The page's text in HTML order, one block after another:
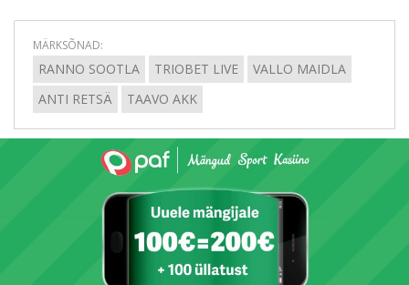
MÄRKSÕNAD:
RANNO SOOTLA TRIOBET LIVE
VALLO MAIDLA
ANTI RETSÄ
TAAVO AKK